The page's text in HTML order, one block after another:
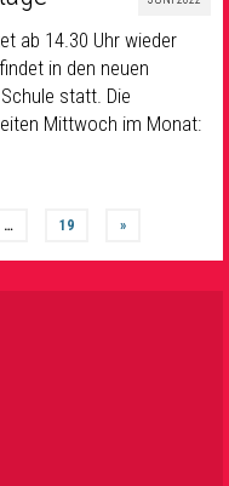
ab 14.30 Uhr wieder
in den neuen
statt. Die
Mittwoch im Monat:
… 19 »